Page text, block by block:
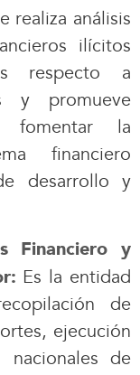
realiza análisis
ilícitos
respecto a
y promueve
fomentar la
financiero
desarrollo y
Financiero y
Es la entidad
de
ejecución
de